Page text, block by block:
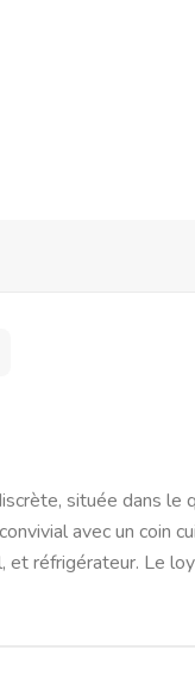
située dans le
avec un coin
et réfrigérateur. Le